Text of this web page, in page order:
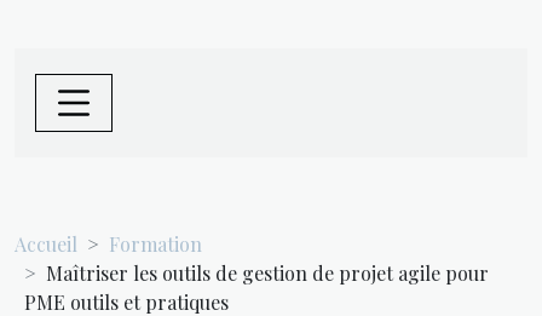
Accueil
Formation
Maîtriser les outils de gestion de projet agile pour
PME outils et pratiques